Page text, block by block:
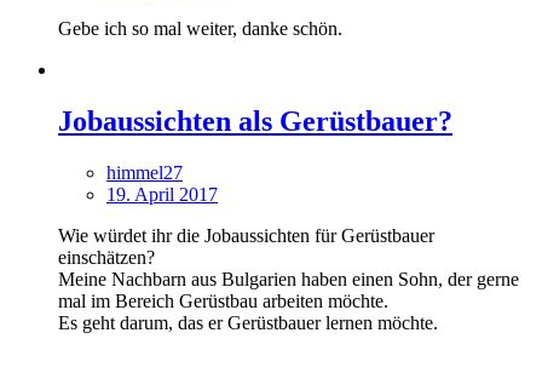
Gebe ich so mal weiter, danke schön.
Jobaussichten als Gerüstbauer?
himmel27
19. April 2017
Wie würdet ihr die Jobaussichten für Gerüstbauer
einschätzen?
Meine Nachbarn aus Bulgarien haben einen Sohn, der gerne
mal im Bereich Gerüstbau arbeiten möchte.
Es geht darum, das er Gerüstbauer lernen möchte.